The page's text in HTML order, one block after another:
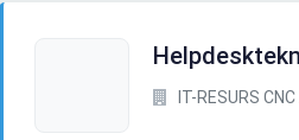
IT-RESURS